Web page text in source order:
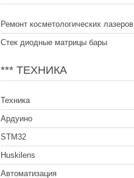
Ремонт косметологических лазеров
Стек диодные матрицы бары
*** ТЕХНИКА
Техника
Ардуино
STM32
Huskilens
Автоматизация